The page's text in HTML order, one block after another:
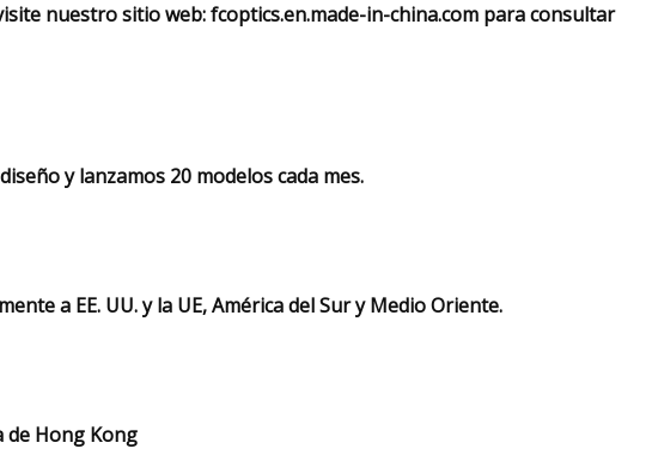
nuestro sitio web: fcoptics.en.made-in-china.com para consultar
y lanzamos 20 modelos cada mes.
a EE. UU. y la UE, América del Sur y Medio Oriente.
de Hong Kong